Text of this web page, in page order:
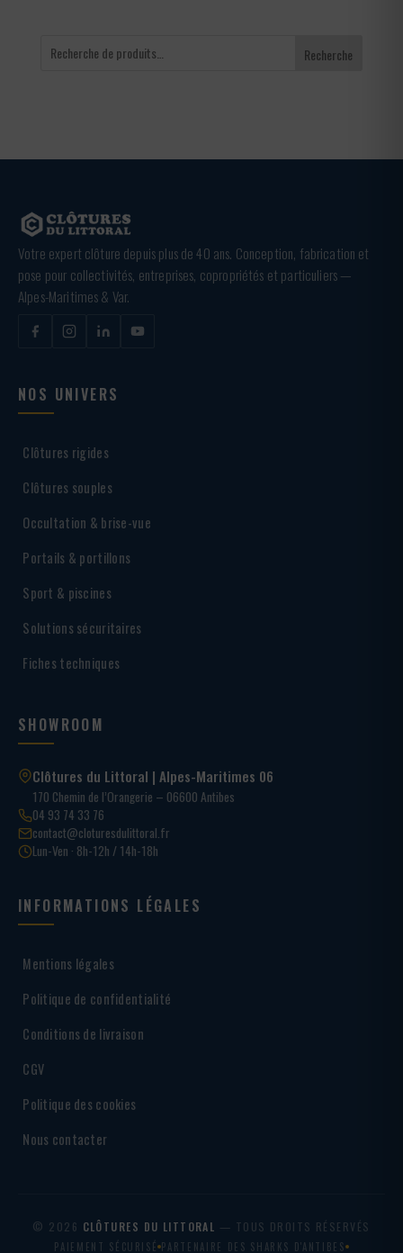
Recherche
Votre expert clôture depuis plus de 40 ans. Conception, fabrication et
pose pour collectivités, entreprises, copropriétés et particuliers —
Alpes-Maritimes & Var.
NOS UNIVERS
Clôtures rigides
Clôtures souples
Occultation & brise-vue
Portails & portillons
Sport & piscines
Solutions sécuritaires
Fiches techniques
SHOWROOM
Clôtures du Littoral | Alpes-Maritimes 06
170 Chemin de l’Orangerie – 06600 Antibes
04 93 74 33 76
contact@cloturesdulittoral.fr
Lun-Ven · 8h-12h / 14h-18h
INFORMATIONS LÉGALES
Mentions légales
Politique de confidentialité
Conditions de livraison
CGV
Politique des cookies
Nous contacter
© 2026 CLÔTURES DU LITTORAL — TOUS DROITS RÉSERVÉS
PAIEMENT SÉCURISÉ PARTENAIRE DES SHARKS D'ANTIBES